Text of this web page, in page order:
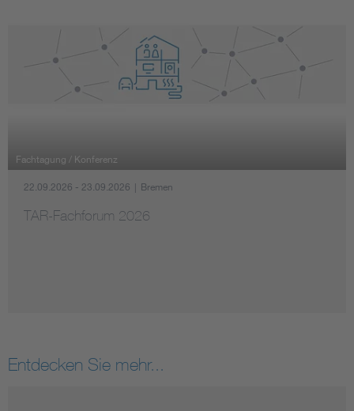
Fachtagung / Konferenz
22.09.2026 - 23.09.2026 | Bremen
TAR-Fachforum 2026
Entdecken Sie mehr...